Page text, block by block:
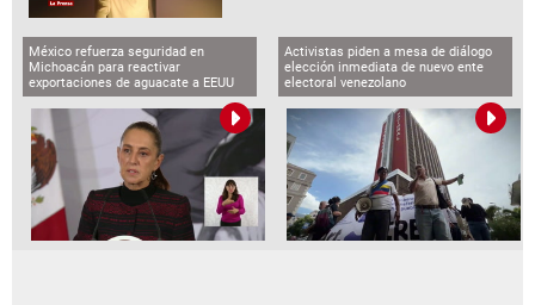
México refuerza seguridad en
Michoacán para reactivar
exportaciones de aguacate a EEUU
Activistas piden a mesa de diálogo
elección inmediata de nuevo ente
electoral venezolano